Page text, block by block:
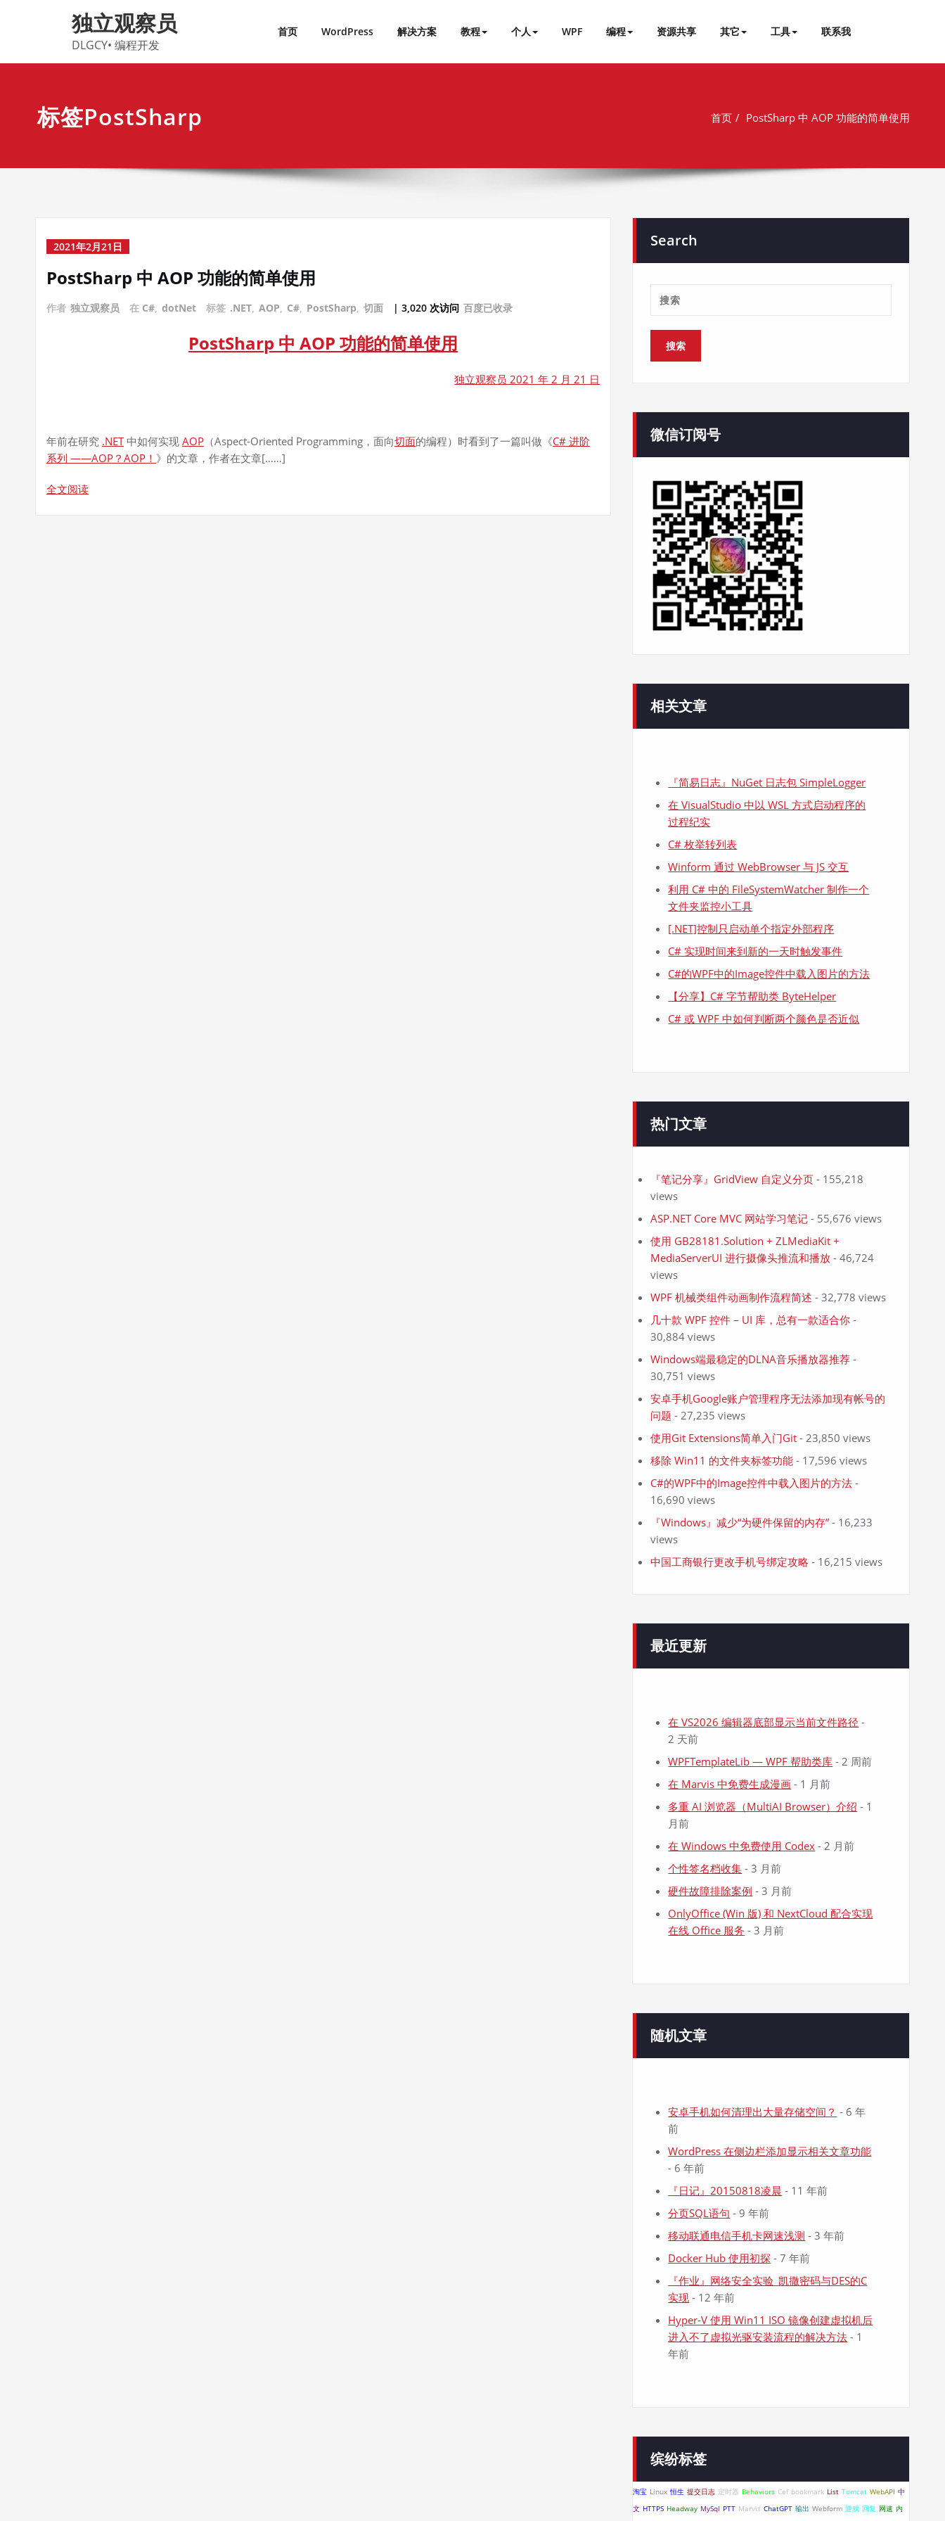
独立观察员
DLGCY• 编程开发
首页 WordPress 解决方案 教程 个人 WPF 编程 资源共享 其它 工具 联系我
标签PostSharp 首页 PostSharp 中 AOP 功能的简单使用
2021年2月21日
PostSharp 中 AOP 功能的简单使用
作者 独立观察员 在 C#, dotNet 标签 .NET, AOP, C#, PostSharp, 切面 | 3,020 次访问 百度已收录
PostSharp 中 AOP 功能的简单使用
独立观察员 2021 年 2 月 21 日
年前在研究 .NET中如何实现 AOP （Aspect-Oriented Programming，面向切面的编程）时看到了一篇叫做《C# 进阶
系列 ——AOP？AOP！ 》的文章，作者在文章[……]
全文阅读
Search
微信订阅号
相关文章
『简易日志』NuGet 日志包 SimpleLogger
在 VisualStudio 中以 WSL 方式启动程序的
过程纪实
C# 枚举转列表
Winform 通过 WebBrowser 与 JS 交互
利用 C# 中的 FileSystemWatcher 制作一个
文件夹监控小工具
[.NET]控制只启动单个指定外部程序
C# 实现时间来到新的一天时触发事件
C#的WPF中的Image控件中载入图片的方法
【分享】C# 字节帮助类 ByteHelper
C# 或 WPF 中如何判断两个颜色是否近似
热门文章
『笔记分享』GridView 自定义分页 - 155,218
views
ASP.NET Core MVC 网站学习笔记 - 55,676 views
使用 GB28181.Solution + ZLMediaKit +
MediaServerUI 进行摄像头推流和播放 - 46,724
views
WPF 机械类组件动画制作流程简述 - 32,778 views
几十款 WPF 控件 – UI 库，总有一款适合你 -
30,884 views
Windows端最稳定的DLNA音乐播放器推荐 -
30,751 views
安卓手机Google账户管理程序无法添加现有帐号的
问题 - 27,235 views
使用Git Extensions简单入门Git - 23,850 views
移除 Win11 的文件夹标签功能 - 17,596 views
C#的WPF中的Image控件中载入图片的方法 -
16,690 views
『Windows』减少“为硬件保留的内存” - 16,233
views
中国工商银行更改手机号绑定攻略 - 16,215 views
最近更新
在 VS2026 编辑器底部显示当前文件路径 -
2 天前
WPFTemplateLib — WPF 帮助类库 - 2 周前
在 Marvis 中免费生成漫画 - 1 月前
多重 AI 浏览器（MultiAI Browser）介绍 - 1
月前
在 Windows 中免费使用 Codex - 2 月前
个性签名档收集 - 3 月前
硬件故障排除案例 - 3 月前
OnlyOffice (Win 版) 和 NextCloud 配合实现
在线 Office 服务 - 3 月前
随机文章
安卓手机如何清理出大量存储空间？ - 6 年
前
WordPress 在侧边栏添加显示相关文章功能
- 6 年前
『日记』20150818凌晨 - 11 年前
分页SQL语句 - 9 年前
移动联通电信手机卡网速浅测 - 3 年前
Docker Hub 使用初探 - 7 年前
『作业』网络安全实验_凯撒密码与DES的C
实现 - 12 年前
Hyper-V 使用 Win11 ISO 镜像创建虚拟机后
进入不了虚拟光驱安装流程的解决方法 - 1
年前
缤纷标签
淘宝 Linux 恒生 提交日志 定时器 Behaviors Cef bookmark List Tomcat WebAPI 中
文 HTTPS Headway MySql PTT Marvis ChatGPT 输出 Webform 游戏 回复 网速 内